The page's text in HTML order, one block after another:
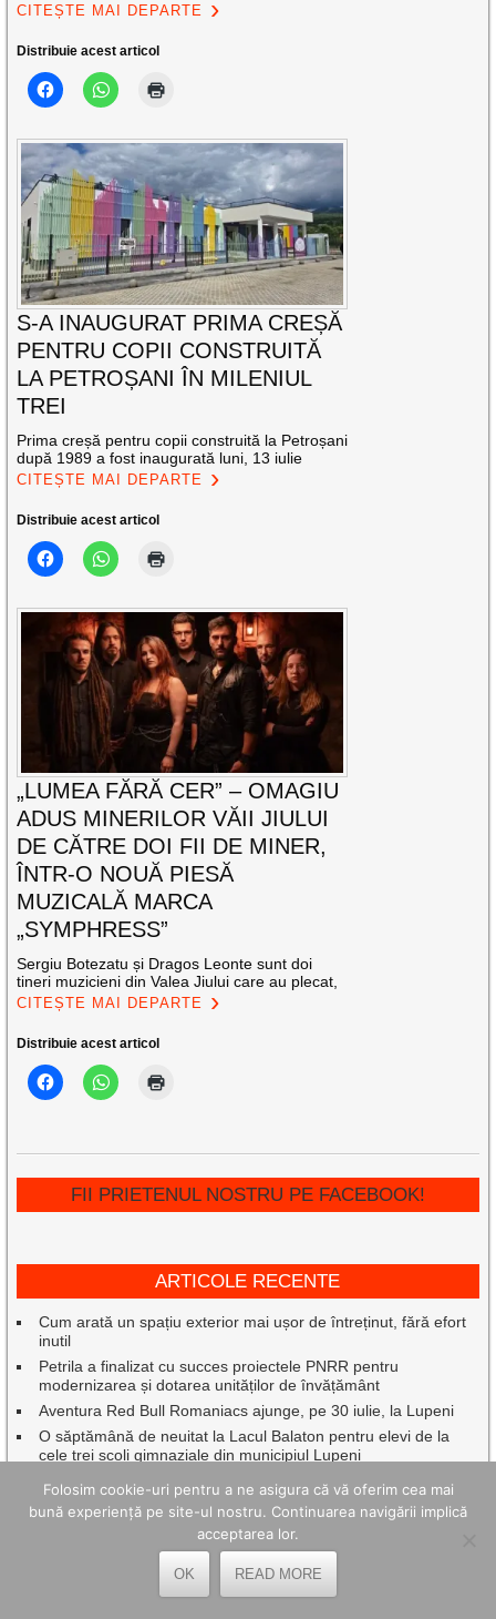
CITEȘTE MAI DEPARTE
Distribuie acest articol
S-A INAUGURAT PRIMA CREȘĂ
PENTRU COPII CONSTRUITĂ
LA PETROȘANI ÎN MILENIUL
TREI
Prima creșă pentru copii construită la Petroșani
după 1989 a fost inaugurată luni, 13 iulie
CITEȘTE MAI DEPARTE
Distribuie acest articol
„LUMEA FĂRĂ CER” – OMAGIU
ADUS MINERILOR VĂII JIULUI
DE CĂTRE DOI FII DE MINER,
ÎNTR-O NOUĂ PIESĂ
MUZICALĂ MARCA
„SYMPHRESS”
Sergiu Botezatu și Dragos Leonte sunt doi
tineri muzicieni din Valea Jiului care au plecat,
CITEȘTE MAI DEPARTE
Distribuie acest articol
FII PRIETENUL NOSTRU PE FACEBOOK!
ARTICOLE RECENTE
Cum arată un spațiu exterior mai ușor de întreținut, fără efort
inutil
Petrila a finalizat cu succes proiectele PNRR pentru
modernizarea și dotarea unităților de învățământ
Aventura Red Bull Romaniacs ajunge, pe 30 iulie, la Lupeni
O săptămână de neuitat la Lacul Balaton pentru elevi de la
cele trei școli gimnaziale din municipiul Lupeni
Nedeia din Poiana Muierii și întoarcerea la rădăcinile timpului
Intervenție promptă a salvamontiștilor în Munții Retezat
Oameni speciali sărbătoriți de autorități la Gala de excelenţă
”Hunedoreni de succes”, ediția 2026
Caravana TIFF a transformat Mina Petrila în cinema în aer
Folosim cookie-uri pentru a ne asigura că vă oferim cea mai
bună experiență pe site-ul nostru. Continuarea navigării implică
acceptarea lor.
OK READ MORE